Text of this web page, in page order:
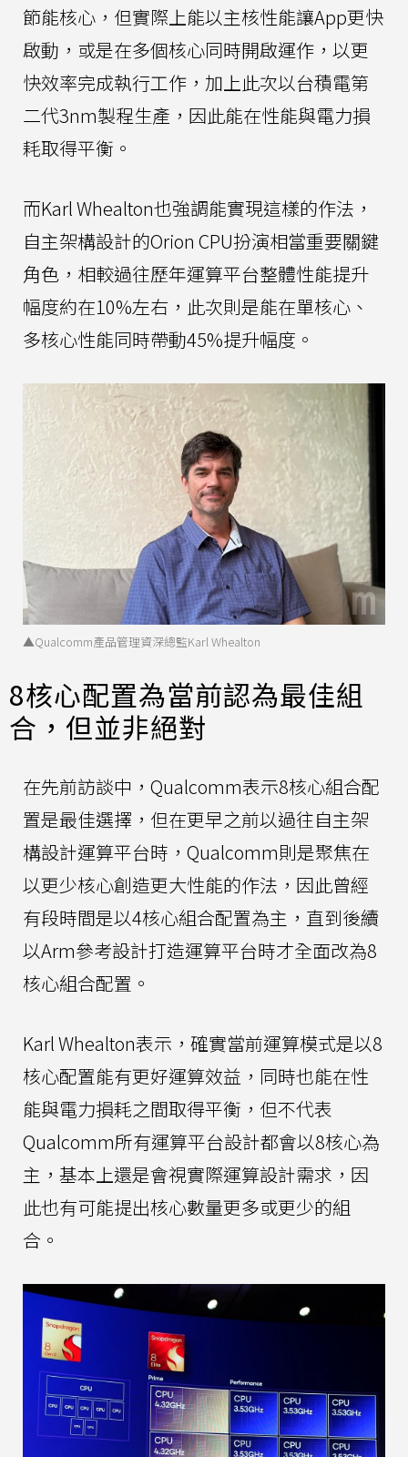
節能核心，但實際上能以主核性能讓App更快
啟動，或是在多個核心同時開啟運作，以更
快效率完成執行工作，加上此次以台積電第
二代3nm製程生產，因此能在性能與電力損
耗取得平衡。
而Karl Whealton也強調能實現這樣的作法，
自主架構設計的Orion CPU扮演相當重要關鍵
角色，相較過往歷年運算平台整體性能提升
幅度約在10%左右，此次則是能在單核心、
多核心性能同時帶動45%提升幅度。
▲Qualcomm產品管理資深總監Karl Whealton
8核心配置為當前認為最佳組
合，但並非絕對
在先前訪談中，Qualcomm表示8核心組合配
置是最佳選擇，但在更早之前以過往自主架
構設計運算平台時，Qualcomm則是聚焦在
以更少核心創造更大性能的作法，因此曾經
有段時間是以4核心組合配置為主，直到後續
以Arm參考設計打造運算平台時才全面改為8
核心組合配置。
Karl Whealton表示，確實當前運算模式是以8
核心配置能有更好運算效益，同時也能在性
能與電力損耗之間取得平衡，但不代表
Qualcomm所有運算平台設計都會以8核心為
主，基本上還是會視實際運算設計需求，因
此也有可能提出核心數量更多或更少的組
合。